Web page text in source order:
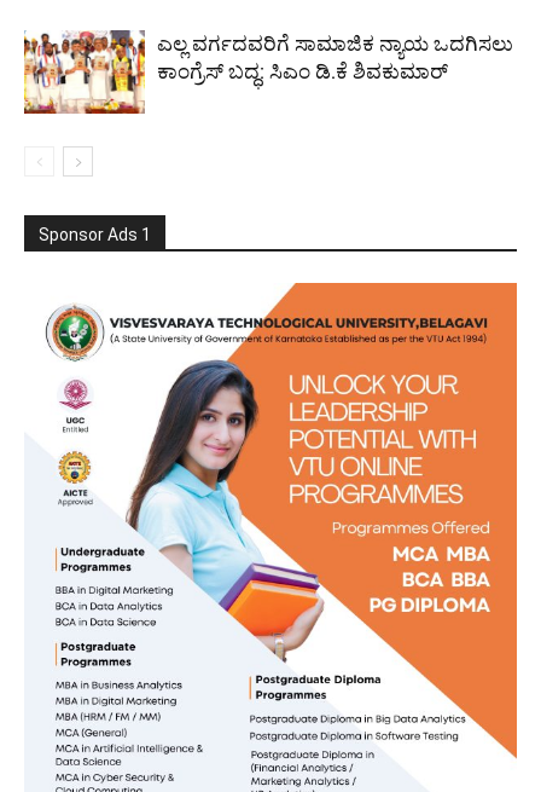
ಎಲ್ಲ ವರ್ಗದವರಿಗೆ ಸಾಮಾಜಿಕ ನ್ಯಾಯ ಒದಗಿಸಲು
ಕಾಂಗ್ರೆಸ್ ಬದ್ಧ: ಸಿಎಂ ಡಿ.ಕೆ ಶಿವಕುಮಾರ್
Sponsor Ads 1